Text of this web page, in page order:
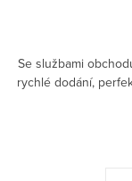
Se službami
rychlé dodání,